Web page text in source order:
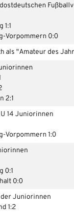
Vorpommern 0:0
als "Amateur des
2:1
14 Juniorinnen
Vorpommern 1:0
0:1
0:0
Juniorinnen
1:2